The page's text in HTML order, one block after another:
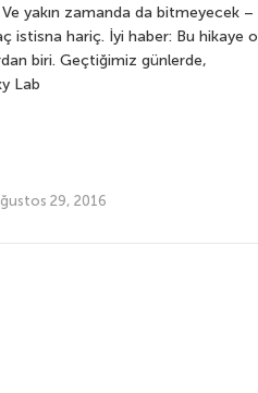
yakın zamanda da bitmeyecek –
istisna hariç. İyi haber: Bu hikaye o
biri. Geçtiğimiz günlerde,
Lab
29, 2016